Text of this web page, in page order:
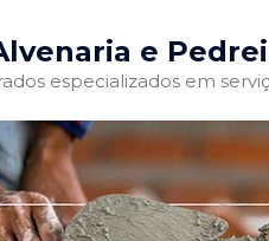
e
especializados em